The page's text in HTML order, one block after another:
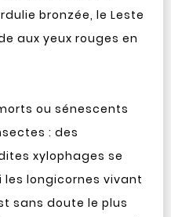
bronzée, le Leste
aux yeux rouges en
ou sénescents
: des
xylophages se
les longicornes vivant
sans doute le plus